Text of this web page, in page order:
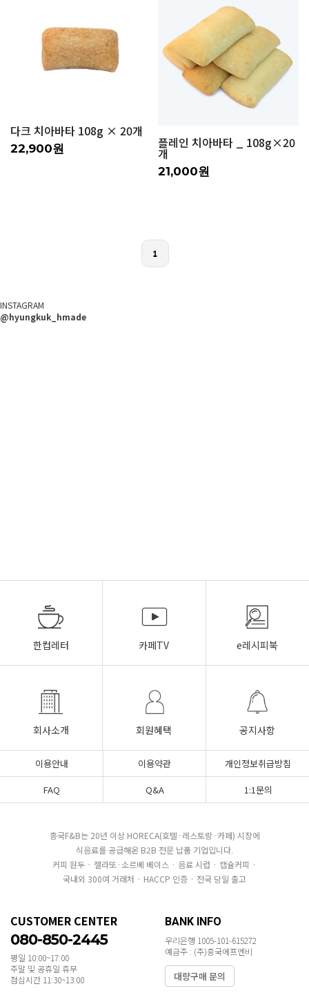
다크 치아바타 108g × 20개
22,900원 플레인 치아바타 _ 108g×20
개
21,000원
1
INSTAGRAM
@hyungkuk_hmade
한컵레터 카페TV e레시피북
회사소개 회원혜택 공지사항
이용안내 이용약관
개인정보취급방침
FAQ
Q&A 1:1문의
흥국F&B는 20년 이상 HORECA(호텔·레스토랑·카페) 시장에
식음료를 공급해온 B2B 전문 납품 기업입니다.
커피 원두 · 젤라또·소르베 베이스 · 음료 시럽 · 캡슐커피 ·
국내외 300여 거래처 · HACCP 인증 · 전국 당일 출고
CUSTOMER CENTER
080-850-2445
평일 10:00~17:00
주말 및 공휴일 휴무
점심시간 11:30~13:00
BANK INFO
우리은행 1005-101-615272
예금주 : (주)흥국에프엔비
대량구매 문의